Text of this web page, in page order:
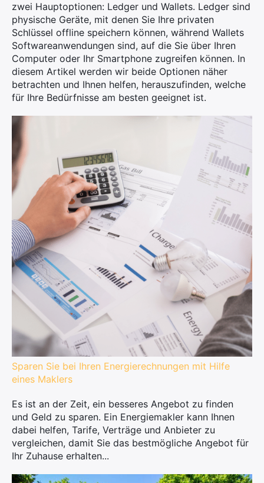
zwei Hauptoptionen: Ledger und Wallets. Ledger sind
physische Geräte, mit denen Sie Ihre privaten
Schlüssel offline speichern können, während Wallets
Softwareanwendungen sind, auf die Sie über Ihren
Computer oder Ihr Smartphone zugreifen können. In
diesem Artikel werden wir beide Optionen näher
betrachten und Ihnen helfen, herauszufinden, welche
für Ihre Bedürfnisse am besten geeignet ist.
Sparen Sie bei Ihren Energierechnungen mit Hilfe
eines Maklers
Es ist an der Zeit, ein besseres Angebot zu finden
und Geld zu sparen. Ein Energiemakler kann Ihnen
dabei helfen, Tarife, Verträge und Anbieter zu
vergleichen, damit Sie das bestmögliche Angebot für
Ihr Zuhause erhalten...